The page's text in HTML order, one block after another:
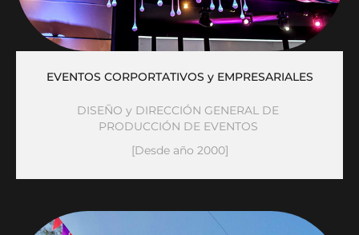
EVENTOS CORPORTATIVOS y EMPRESARIALES
DISEÑO y DIRECCIÓN GENERAL DE
PRODUCCIÓN DE EVENTOS
[Desde año 2000]